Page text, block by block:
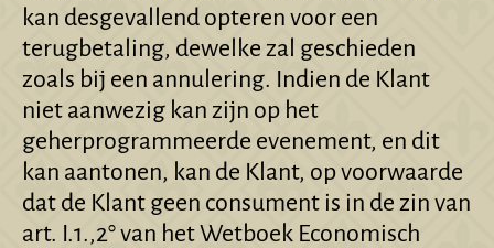
kan desgevallend opteren voor een
terugbetaling, dewelke zal geschieden
zoals bij een annulering. Indien de Klant
niet aanwezig kan zijn op het
geherprogrammeerde evenement, en dit
kan aantonen, kan de Klant, op voorwaarde
dat de Klant geen consument is in de zin van
art. I.1.,2° van het Wetboek Economisch